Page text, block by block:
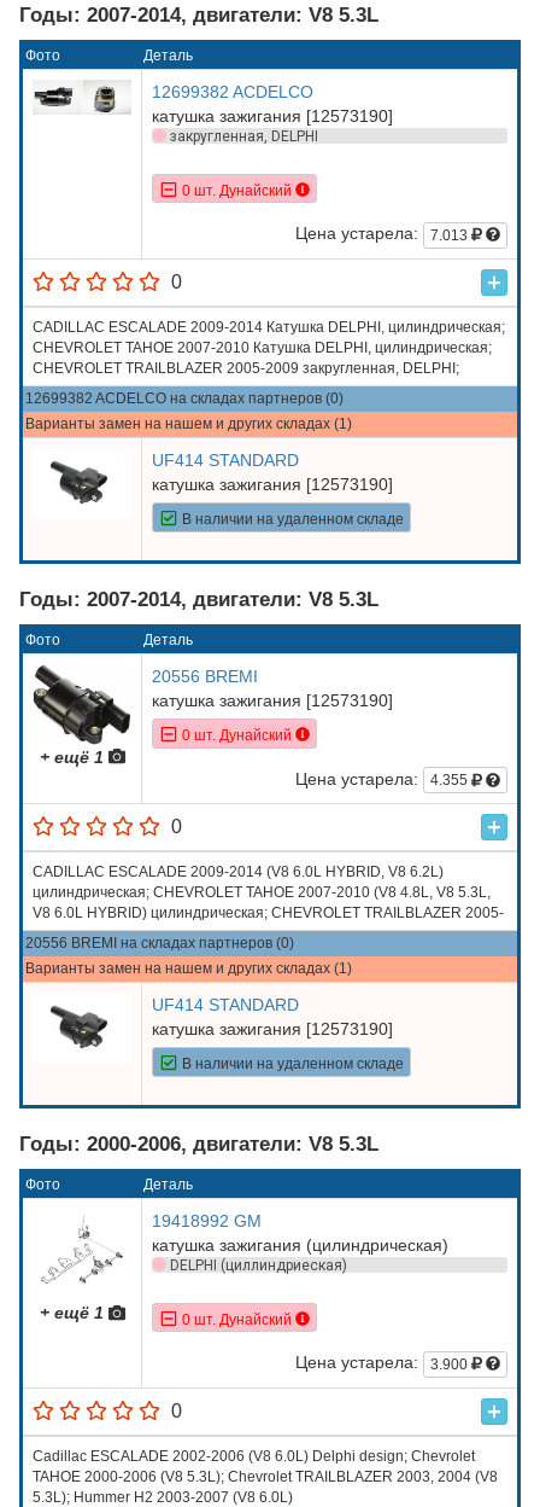
Годы: 2007-2014, двигатели: V8 5.3L
Фото Деталь
12699382 ACDELCO
катушка зажигания [12573190]
закругленная, DELPHI
0 шт. Дунайский
Цена устарела: 7.013
0
CADILLAC ESCALADE 2009-2014 Катушка DELPHI, цилиндрическая;
CHEVROLET TAHOE 2007-2010 Катушка DELPHI, цилиндрическая;
CHEVROLET TRAILBLAZER 2005-2009 закругленная, DELPHI;
HUMMER H2 2008, 2009 закругленная, DELPHI; HUMMER H3 2008-
2010 закругленная, DELPHI
12699382 ACDELCO на складах партнеров (0)
Варианты замен на нашем и других складах (1)
UF414 STANDARD
катушка зажигания [12573190]
В наличии на удаленном складе
Годы: 2007-2014, двигатели: V8 5.3L
Фото Деталь
+ ещё 1
20556 BREMI
катушка зажигания [12573190]
0 шт. Дунайский
Цена устарела: 4.355
0
CADILLAC ESCALADE 2009-2014 (V8 6.0L HYBRID, V8 6.2L)
цилиндрическая; CHEVROLET TAHOE 2007-2010 (V8 4.8L, V8 5.3L,
V8 6.0L HYBRID) цилиндрическая; CHEVROLET TRAILBLAZER 2005-
2009 (V8 5.3L, V8 6.0L); HUMMER H2 2008, 2009 (V8 6.2L); HUMMER
H3 2008-2010 (V8 5.3L)
20556 BREMI на складах партнеров (0)
Варианты замен на нашем и других складах (1)
UF414 STANDARD
катушка зажигания [12573190]
В наличии на удаленном складе
Годы: 2000-2006, двигатели: V8 5.3L
Фото Деталь
+ ещё 1
19418992 GM
катушка зажигания (цилиндрическая)
DELPHI (циллиндриеская)
0 шт. Дунайский
Цена устарела: 3.900
0
Cadillac ESCALADE 2002-2006 (V8 6.0L) Delphi design; Chevrolet
TAHOE 2000-2006 (V8 5.3L); Chevrolet TRAILBLAZER 2003, 2004 (V8
5.3L); Hummer H2 2003-2007 (V8 6.0L)